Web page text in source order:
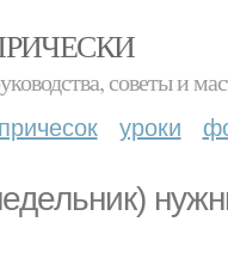
советы и
уроки